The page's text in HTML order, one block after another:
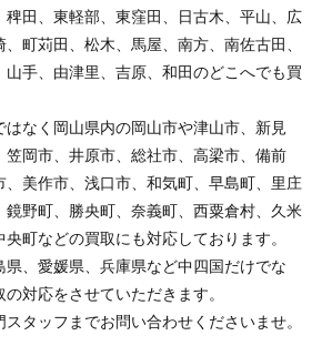
稗田、東軽部、東窪田、日古木、平山、広
町苅田、松木、馬屋、南方、南佐古田、
手、由津里、吉原、和田のどこへでも買
はなく岡山県内の岡山市や津山市、新見
笠岡市、井原市、総社市、高梁市、備前
、美作市、浅口市、和気町、早島町、里庄
鏡野町、勝央町、奈義町、西粟倉村、久米
町などの買取にも対応しております。
県、愛媛県、兵庫県など中四国だけでな
対応をさせていただきます。
タッフまでお問い合わせくださいませ。